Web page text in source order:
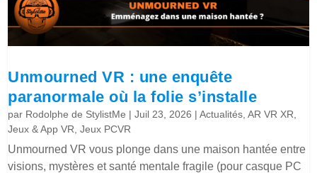
Unmourned VR : une enquête
paranormale où la folie s’installe
par Rodolphe de StylistMe |Juil 23, 2026 |Actualités ,AR VR XR
Jeux & App VR ,Jeux PCVR
Unmourned VR vous plonge dans une maison hantée entre
visions, mystères et santé mentale fragile (pour casque PC